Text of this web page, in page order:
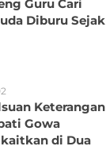
Guru Cari
Diburu Sejak
Keterangan
Gowa
di Dua